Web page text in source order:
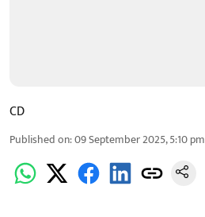
CD
Published on:09 September 2025, 5:10 pm